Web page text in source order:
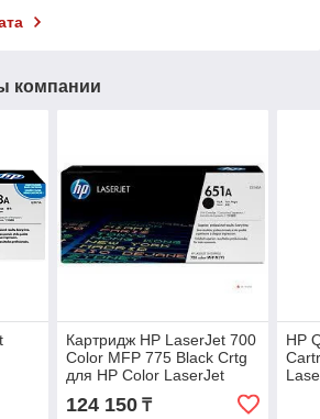
компании
Картридж HP LaserJet 700
Color MFP 775 Black Crtg
для HP Color LaserJet
124 150₸
HP